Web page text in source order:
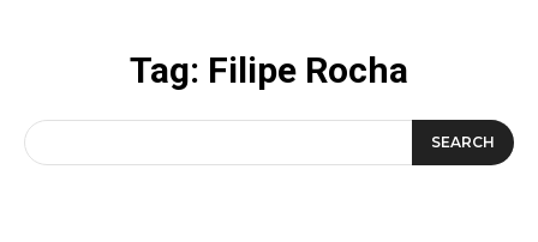
Tag: Filipe Rocha
SEARCH